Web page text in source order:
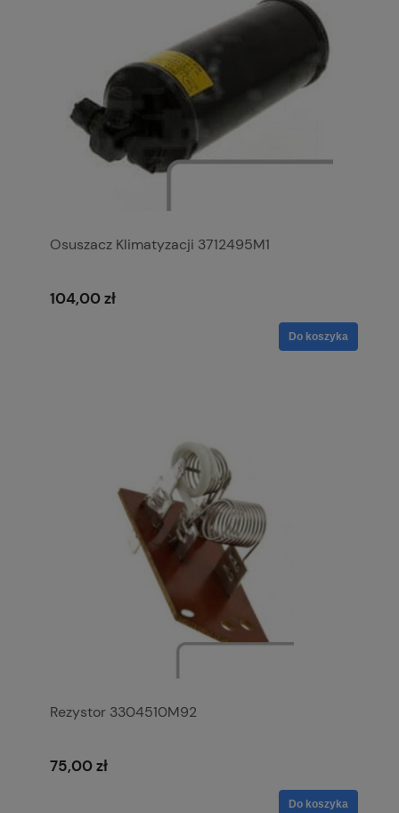
Osuszacz Klimatyzacji 3712495M1
104,00 zł
Do koszyka
Rezystor 3304510M92
75,00 zł
Do koszyka